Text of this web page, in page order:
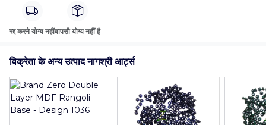
रद्द करने योग्य नहींवापसी योग्य नहीं है
विक्रेता के अन्य उत्पाद नागश्री आर्ट्स